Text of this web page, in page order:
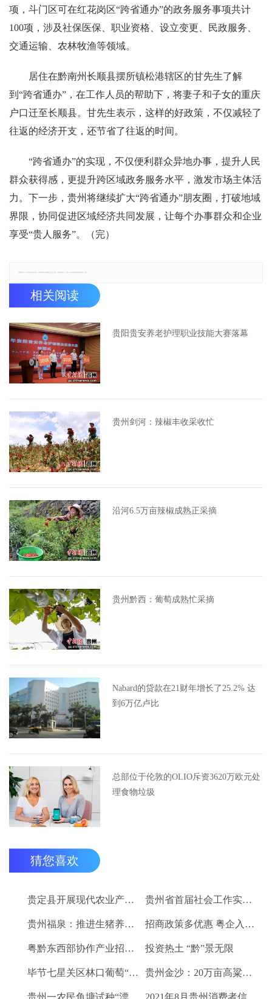
项，斗门区可在红花岗区“跨省通办”的政务服务事项共计
100项，涉及社保医保、职业资格、设立变更、民政服务、
交通运输、农林牧渔等领域。
居住在黔南州长顺县摆所镇松港辖区的甘先生了解
到“跨省通办”，在工作人员的帮助下，将妻子和子女的重庆
户口迁至长顺县。甘先生表示，这样的好政策，不仅减轻了
往返的经济开支，还节省了往返的时间。
“跨省通办”的实现，不仅便利群众异地办事，提升人民
群众获得感，更提升跨区域政务服务水平，激发市场主体活
力。下一步，贵州将继续扩大“跨省通办”朋友圈，打破地域
界限，协同促进区域经济共同发展，让每个办事群众和企业
享受“贵人服务”。（完）
相关阅读
贵阳贵安养老护理职业技能大赛落幕
贵州剑河：辣椒丰收采收忙
沿河6.5万亩辣椒成熟正采摘
贵州黔西：葡萄成熟忙采摘
Nabard的贷款在21财年增长了25.2% 达
到6万亿卢比
总部位于伦敦的OLIO斥资3620万欧元处
理食物垃圾
猜您喜欢
贵定县开展现代农业产业“稻+N”田间示范技术培训 贵州省首届社会工作实务技能大赛启动
贵州福泉：推进生猪养殖现代化 开创产业发展新格局 招商政策多优惠 粤企入黔得实惠
粤黔东西部协作产业招商对接会将于9月8日举行 投资热土 “黔”景无限
毕节七星关区林口葡萄“卖”进羊城 贵州金沙：20万亩高粱、2.67万亩烤烟喜获丰收